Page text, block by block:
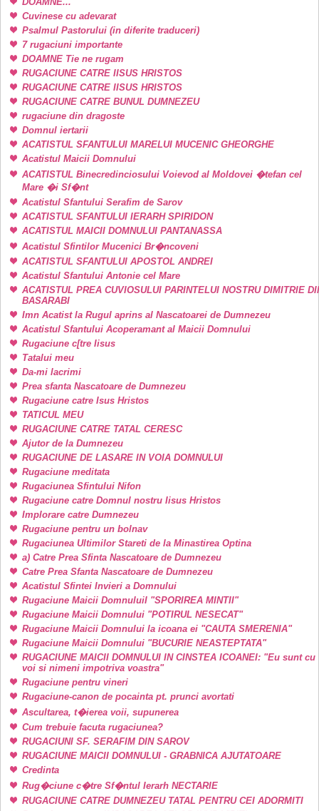
Cuvinese cu adevarat
Psalmul Pastorului (in diferite traduceri)
7 rugaciuni importante
DOAMNE Tie ne rugam
RUGACIUNE CATRE IISUS HRISTOS
RUGACIUNE CATRE IISUS HRISTOS
RUGACIUNE CATRE BUNUL DUMNEZEU
rugaciune din dragoste
Domnul iertarii
ACATISTUL SFANTULUI MARELUI MUCENIC GHEORGHE
Acatistul Maicii Domnului
ACATISTUL Binecredinciosului Voievod al Moldovei �tefan cel
Mare �i Sf�nt
Acatistul Sfantului Serafim de Sarov
ACATISTUL SFANTULUI IERARH SPIRIDON
ACATISTUL MAICII DOMNULUI PANTANASSA
Acatistul Sfintilor Mucenici Br�ncoveni
ACATISTUL SFANTULUI APOSTOL ANDREI
Acatistul Sfantului Antonie cel Mare
ACATISTUL PREA CUVIOSULUI PARINTELUI NOSTRU DIMITRIE
BASARABI
Imn Acatist la Rugul aprins al Nascatoarei de Dumnezeu
Acatistul Sfantului Acoperamant al Maicii Domnului
Rugaciune c[tre Iisus
Tatalui meu
Da-mi lacrimi
Prea sfanta Nascatoare de Dumnezeu
Rugaciune catre Isus Hristos
TATICUL MEU
RUGACIUNE CATRE TATAL CERESC
Ajutor de la Dumnezeu
RUGACIUNE DE LASARE IN VOIA DOMNULUI
Rugaciune meditata
Rugaciunea Sfintului Nifon
Rugaciune catre Domnul nostru Iisus Hristos
Implorare catre Dumnezeu
Rugaciune pentru un bolnav
Rugaciunea Ultimilor Stareti de la Minastirea Optina
a) Catre Prea Sfinta Nascatoare de Dumnezeu
Catre Prea Sfanta Nascatoare de Dumnezeu
Acatistul Sfintei Invieri a Domnului
Rugaciune Maicii DomnuluiI "SPORIREA MINTII"
Rugaciune Maicii Domnului "POTIRUL NESECAT"
Rugaciune Maicii Domnului la icoana ei "CAUTA SMERENIA"
Rugaciune Maicii Domnului "BUCURIE NEASTEPTATA"
RUGACIUNE MAICII DOMNULUI IN CINSTEA ICOANEI: "Eu sunt cu
voi si nimeni impotriva voastra"
Rugaciune pentru vineri
Rugaciune-canon de pocainta pt. prunci avortati
Ascultarea, t�ierea voii, supunerea
Cum trebuie facuta rugaciunea?
RUGACIUNI SF. SERAFIM DIN SAROV
RUGACIUNE MAICII DOMNULUI - GRABNICA AJUTATOARE
Credinta
Rug�ciune c�tre Sf�ntul Ierarh NECTARIE
RUGACIUNE CATRE DUMNEZEU TATAL PENTRU CEI ADORMITI